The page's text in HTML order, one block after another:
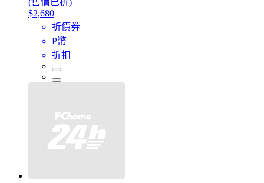
(售價已折)
$2,680
折價券
P幣
折扣